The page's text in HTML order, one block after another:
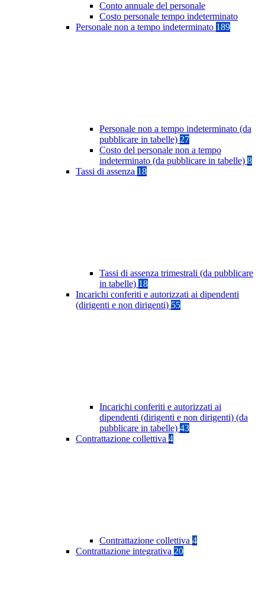
Conto annuale del personale
Costo personale tempo indeterminato
Personale non a tempo indeterminato 189
Personale non a tempo indeterminato (da
pubblicare in tabelle) 27
Costo del personale non a tempo
indeterminato (da pubblicare in tabelle) 8
Tassi di assenza 18
Tassi di assenza trimestrali (da pubblicare
in tabelle) 18
Incarichi conferiti e autorizzati ai dipendenti
(dirigenti e non dirigenti) 55
Incarichi conferiti e autorizzati ai
dipendenti (dirigenti e non dirigenti) (da
pubblicare in tabelle) 43
Contrattazione collettiva 4
Contrattazione collettiva 4
Contrattazione integrativa 20